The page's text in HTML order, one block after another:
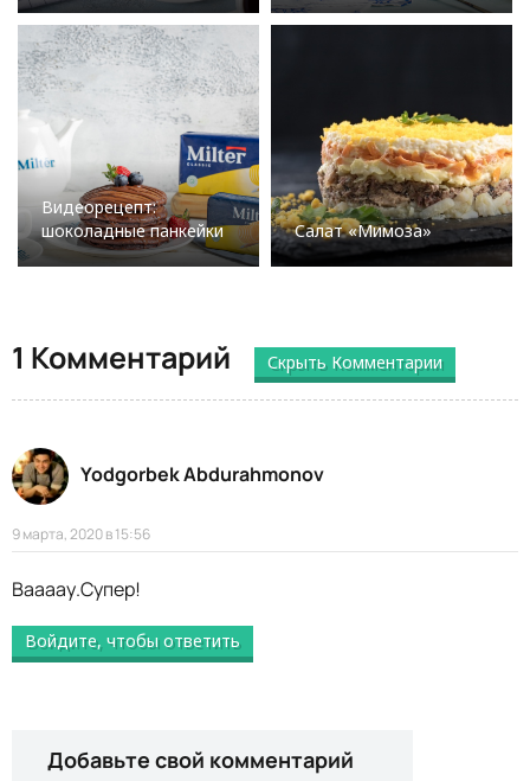
Видеорецепт:
шоколадные панкейки
Салат «Мимоза»
1 Комментарий Скрыть Комментарии
Yodgorbek Abdurahmonov
9 марта, 2020 в 15:56
Ваааау.Супер!
Войдите, чтобы ответить
Добавьте свой комментарий